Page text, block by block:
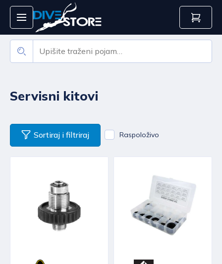
Servisni kitovi
Sortiraj i filtriraj Raspoloživo